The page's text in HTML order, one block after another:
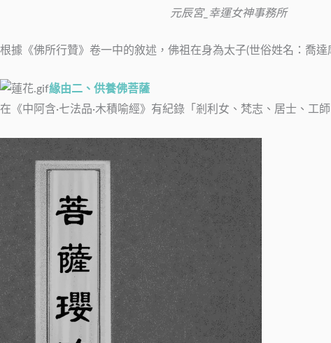
元辰宮_幸運女神事務所
根據《佛所行贊》卷一中的敘述，佛祖在身為太子(世俗姓名：喬
緣由二、供養佛菩薩
在《中阿含·七法品·木積喻經》有紀錄「剎利女、梵志、居士、工